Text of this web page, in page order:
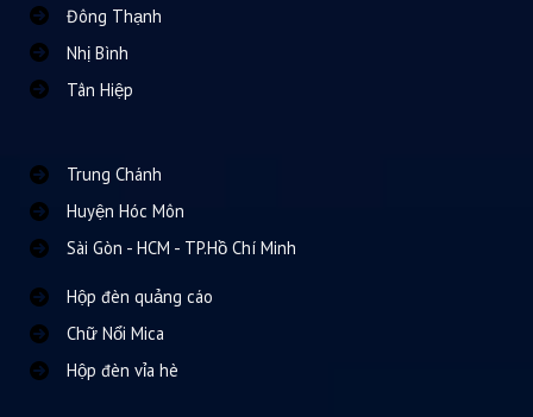
Đông Thạnh
Nhị Bình
Tân Hiệp
Trung Chánh
Huyện Hóc Môn
Sài Gòn - HCM - TP.Hồ Chí Minh
Hộp đèn quảng cáo
Chữ Nổi Mica
Hộp đèn vỉa hè